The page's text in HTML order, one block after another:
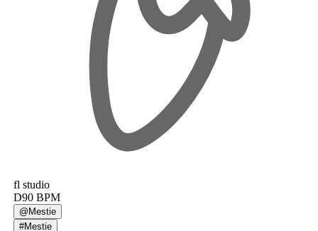
fl studio
D90BPM
@ Mestie
#Mestie